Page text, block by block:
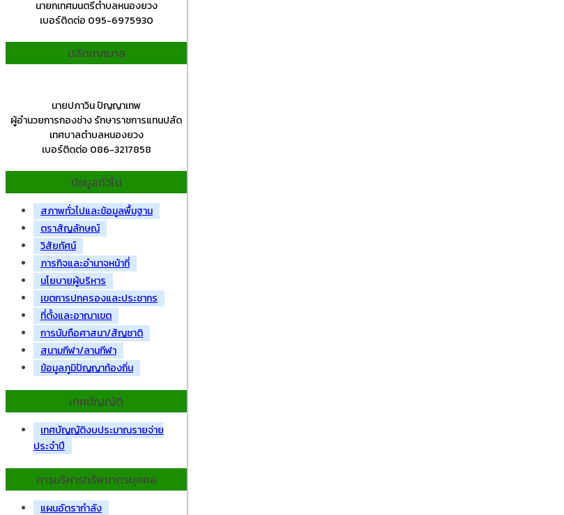
นายกเทศมนตรีตำบลหนองยวง
เบอร์ติดต่อ 095-6975930
ปลัดเทศบาล
นายปภาวิน ปัญญาเทพ
ผู้อำนวยการกองช่าง รักษาราชการแทนปลัด
เทศบาลตำบลหนองยวง
เบอร์ติดต่อ 086-3217858
ข้อมูลทั่วไป
สภาพทั่วไปและข้อมูลพื้นฐาน
ตราสัญลักษณ์
วิสัยทัศน์
ภารกิจและอำนาจหน้าที่
นโยบายผู้บริหาร
เขตการปกครองและประชากร
ที่ตั้งและอาณาเขต
การนับถือศาสนา/สัญชาติ
สนามกีฬา/ลานกีฬา
ข้อมูลภูมิปัญญาท้องถิ่น
เทศบัญญัติ
เทศบัญญัติงบประมาณรายจ่าย
ประจำปี
การบริหารทรัพยากรบุคคล
แผนอัตรากำลัง